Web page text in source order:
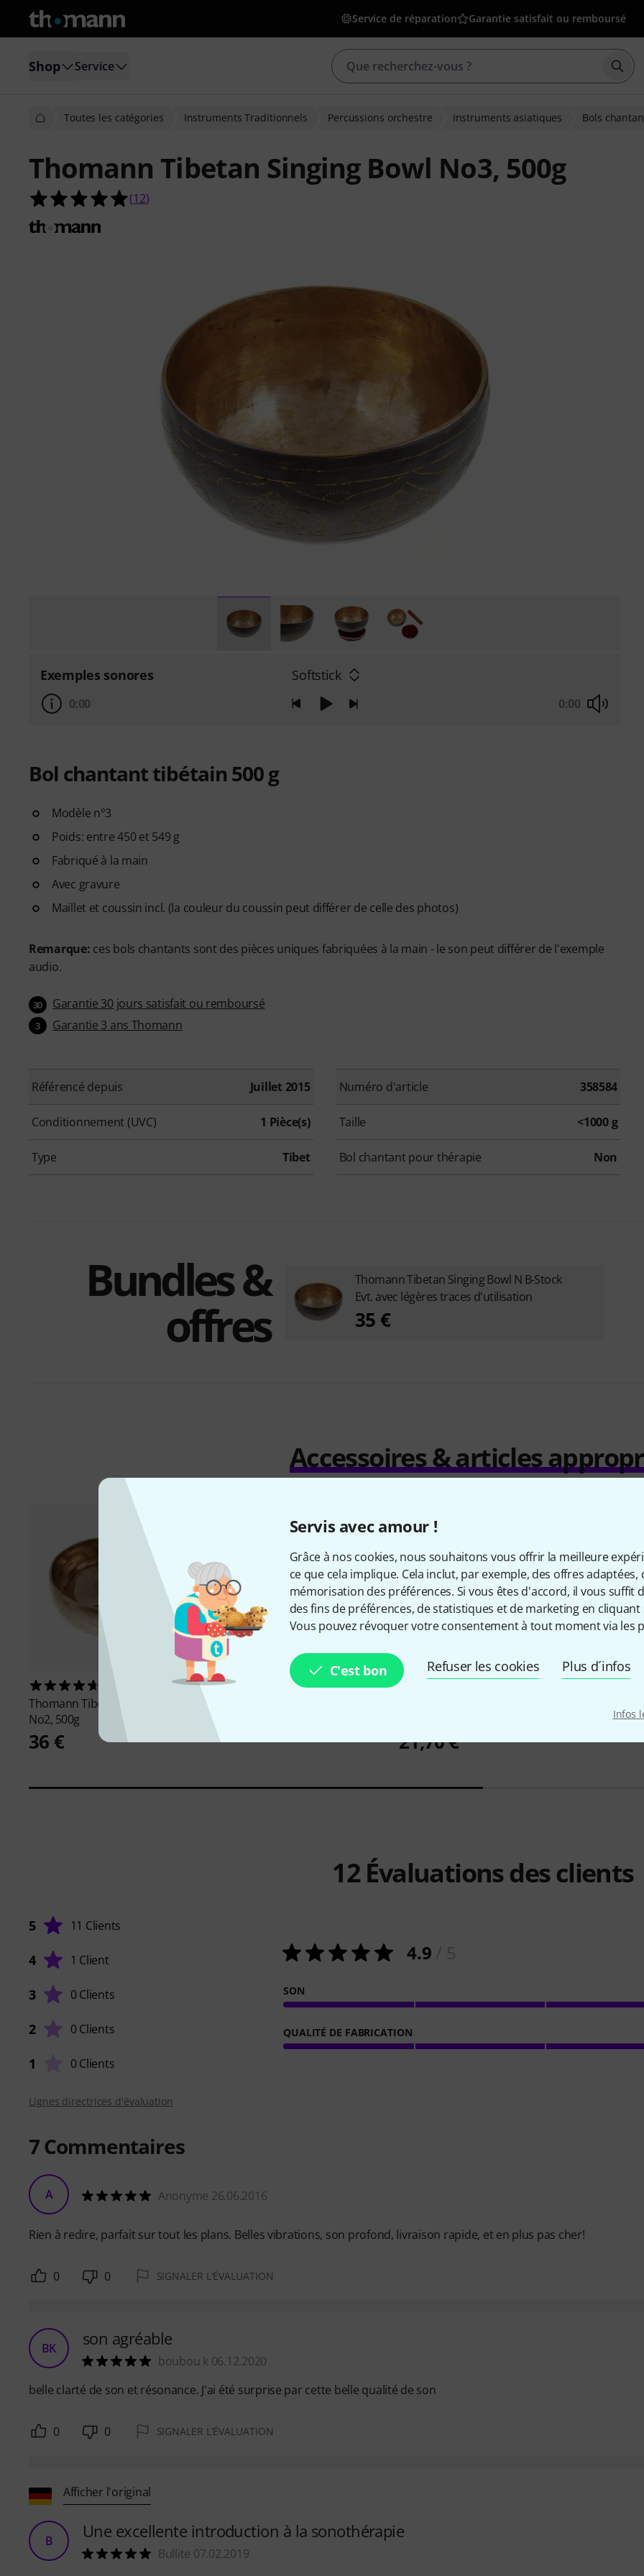
Servis avec amour !
Grâce à nos cookies, nous souhaitons vous offrir la meilleure
ce que cela implique. Cela inclut, par exemple, des offres
mémorisation des préférences. Si vous êtes d'accord, il vous suffit
des fins de préférences, de statistiques et de marketing en
Vous pouvez révoquer votre consentement à tout moment via les
C'est bon Refuser les cookies Plus d´infos
Infos
Service de réparation Garantie satisfait ou remboursé
Shop Service
Toutes les catégories Instruments Traditionnels Percussions orchestre Instruments asiatiques Bols
Thomann Tibetan Singing Bowl No3, 500g
4.9 étoiles sur 5 d'après 12 évaluations clients
(12)
Exemples sonores Softstick
0:00 0:00
Bol chantant tibétain 500 g
Modèle n°3
Poids: entre 450 et 549 g
Fabriqué à la main
Avec gravure
Maillet et coussin incl. (la couleur du coussin peut différer de celle des photos)
Remarque: ces bols chantants sont des pièces uniques fabriquées à la main - le son peut différer de l'exemple
audio.
30 Garantie 30 jours satisfait ou remboursé
3 Garantie 3 ans Thomann
Référencé depuis Juillet 2015 Numéro d'article 358584
Conditionnement (UVC) 1 Pièce(s) Taille <1000 g
Type Tibet Bol chantant pour thérapie Non
Bundles &
offres
Thomann Tibetan Singing Bowl N B-Stock
Evt. avec légères traces d'utilisation
35 €
Accessoires & articles
ThomannTibetan Singing Bowl
No2, 500g
36 €
10
107 €
21,70 €
0,99 €
12Évaluations des clients
5 11 Clients
4 1 Client
3 0 Clients
2 0 Clients
1 0 Clients
4.9
SON
QUALITÉ DE FABRICATION
Lignes directrices d'évaluation
7 Commentaires
A Anonyme 26.06.2016
Rien à redire, parfait sur tout les plans. Belles vibrations, son profond, livraison rapide, et en plus pas cher!
0 0 SIGNALER L'ÉVALUATION
BK son agréable
boubou k 06.12.2020
belle clarté de son et résonance. J'ai été surprise par cette belle qualité de son
0 0 SIGNALER L'ÉVALUATION
Afficher l'original
B Une excellente introduction à la sonothérapie
Bullite 07.02.2019